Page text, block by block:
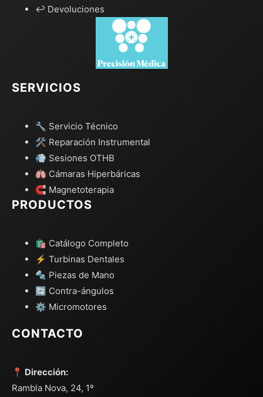
↩️ Devoluciones
SERVICIOS
🔧 Servicio Técnico
🛠️ Reparación Instrumental
💨 Sesiones OTHB
🫁 Cámaras Hiperbáricas
🧲 Magnetoterapia
PRODUCTOS
🛍️ Catálogo Completo
⚡ Turbinas Dentales
🔩 Piezas de Mano
🔄 Contra-ángulos
⚙️ Micromotores
CONTACTO
📍 Dirección:
Rambla Nova, 24, 1º